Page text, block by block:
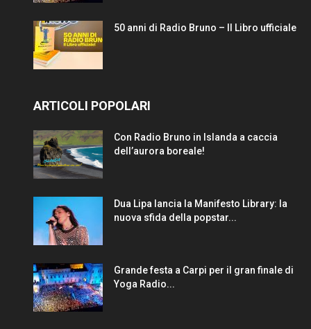
50 anni di Radio Bruno – Il Libro ufficiale
ARTICOLI POPOLARI
Con Radio Bruno in Islanda a caccia
dell’aurora boreale!
Dua Lipa lancia la Manifesto Library: la
nuova sfida della popstar...
Grande festa a Carpi per il gran finale di
Yoga Radio...